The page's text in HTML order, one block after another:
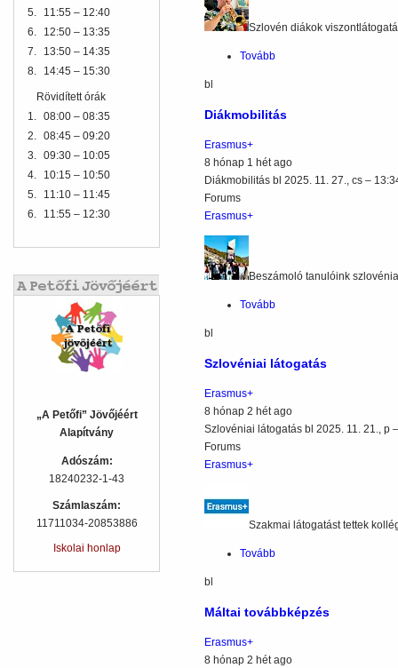
5.
11:55 – 12:40
6.
12:50 – 13:35
7.
13:50 – 14:35
8.
14:45 – 15:30
Rövidített órák
1. 08:00 – 08:35
2. 08:45 – 09:20
3. 09:30 – 10:05
4.
10:15 – 10:50
5.
11:10 – 11:45
6.
11:55 – 12:30
„A Petőfi” Jövőjéért
Alapítvány
Adószám:
18240232-1-43
Számlaszám:
11711034-20853886
Iskolai honlap
Szlovén diákok
Tovább
bl
Diákmobilitás
Erasmus+
8 hónap 1 hét ago
Diákmobilitás bl 2025. 11. 27., cs –
Forums
Erasmus+
Beszámoló tanulóink
Tovább
bl
Szlovéniai látogatás
Erasmus+
8 hónap 2 hét ago
Szlovéniai látogatás bl 2025. 11. 21., p
Forums
Erasmus+
Szakmai látogatást tettek
Tovább
bl
Máltai továbbképzés
Erasmus+
8 hónap 2 hét ago